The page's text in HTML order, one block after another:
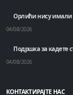
Орлићи нису имали
04/08/2026
Подршка за кадете
04/08/2026
КОНТАКТИРАЈТЕ НАС